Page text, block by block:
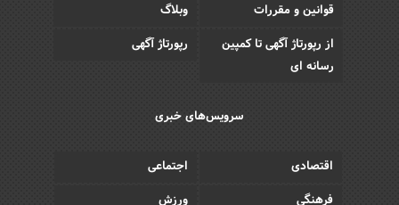
قوانین و مقررات
وبلاگ
از رپورتاژ آگهی تا کمپین
رسانه ای
رپورتاژ آگهی
سرویس‌های خبری
اقتصادی
اجتماعی
فرهنگی
ورزش